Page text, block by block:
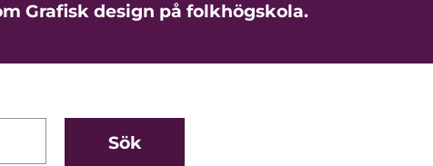
Grafisk design på folkhögskola.